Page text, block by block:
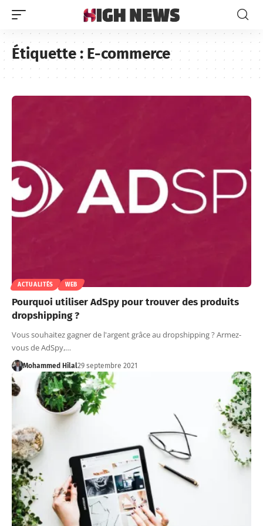
Étiquette :E-commerce
ACTUALITÉS WEB
Pourquoi utiliser AdSpy pour trouver des produits
dropshipping ?
Vous souhaitez gagner de l'argent grâce au dropshipping ? Armez-
vous de AdSpy,…
Mohammed Hilal29 septembre 2021